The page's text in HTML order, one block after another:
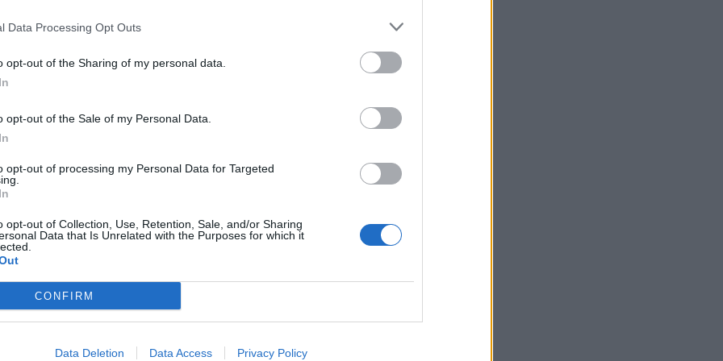
Data Processing Opt Outs
opt-out of the Sharing of my personal data.
opt-out of the Sale of my Personal Data.
opt-out of processing my Personal Data for Targeted
opt-out of Collection, Use, Retention, Sale, and/or Sharing
Data that Is Unrelated with the Purposes for which it
CONFIRM
Data Deletion Data Access Privacy Policy
Πέμπτης 16/04/2026
προσποιούμενος υπάλληλο του
ηλεκτροπληξίαςλόγω υποτιθέμενης
να συγκεντρώσει
σακούλα
εμπλοκή του23χρονουστην υπόθεση, ενώ οι
του δεύτερου ατόμου.